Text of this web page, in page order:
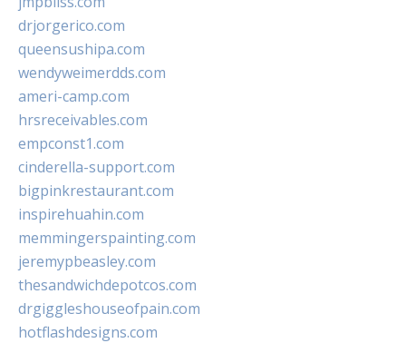
drjorgerico.com
queensushipa.com
wendyweimerdds.com
ameri-camp.com
hrsreceivables.com
empconst1.com
cinderella-support.com
bigpinkrestaurant.com
inspirehuahin.com
memmingerspainting.com
jeremypbeasley.com
thesandwichdepotcos.com
drgiggleshouseofpain.com
hotflashdesigns.com